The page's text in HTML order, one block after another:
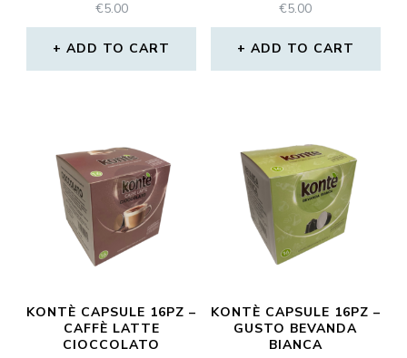
€5.00
ADD TO CART
€5.00
ADD TO CART
KONTÈ CAPSULE 16PZ –
CAFFÈ LATTE
CIOCCOLATO
KONTÈ CAPSULE 16PZ –
GUSTO BEVANDA
BIANCA